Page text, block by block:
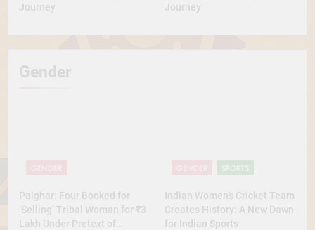
Journey
Journey
Gender
Palghar: Four Booked for
‘Selling’ Tribal Woman for ₹3
Lakh Under Pretext of
SPORTS
Indian Women’s Cricket Team
Creates History: A New Dawn
for Indian Sports